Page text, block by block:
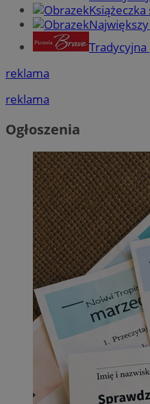
Tradycyjna
reklama
reklama
Ogłoszenia